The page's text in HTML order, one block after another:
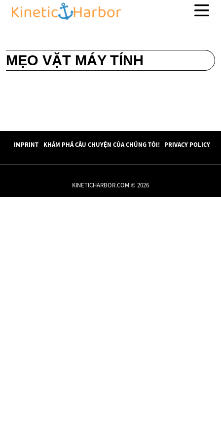
MẸO VẶT MÁY TÍNH
IMPRINT KHÁM PHÁ CÂU CHUYỆN CỦA CHÚNG TÔI! PRIVACY POLICY
KINETICHARBOR.COM © 2026